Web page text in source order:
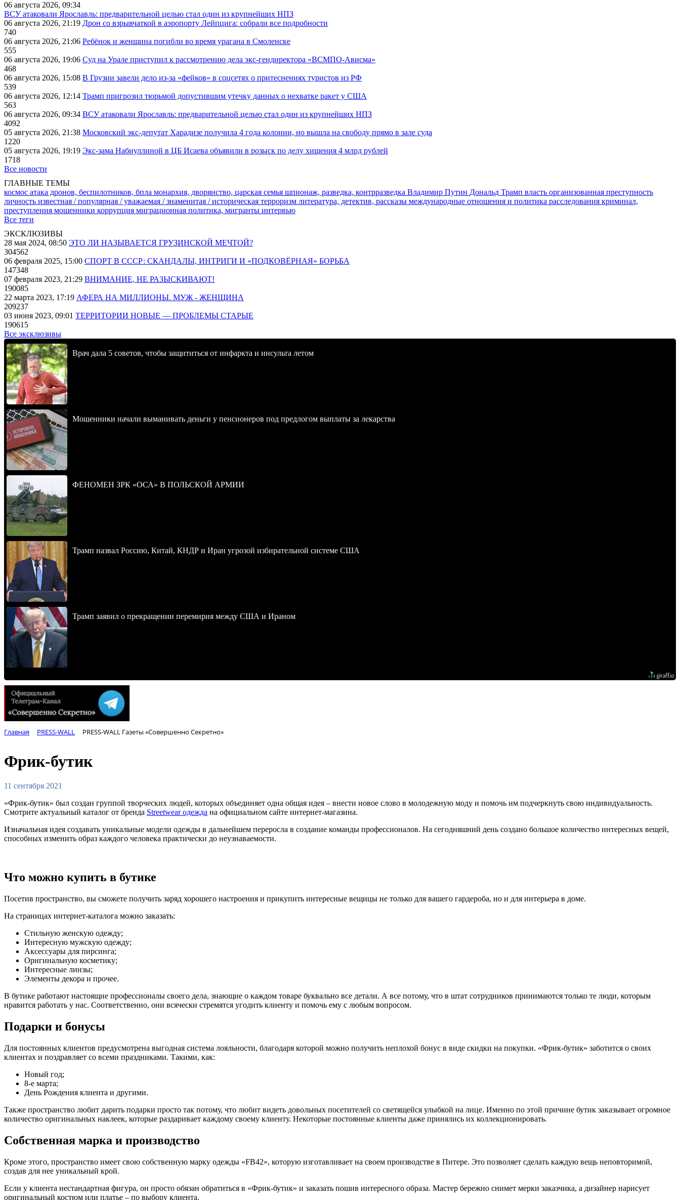
06 августа 2026, 09:34
ВСУ атаковали Ярославль: предварительной целью стал один из крупнейших НПЗ
06 августа 2026, 21:19 Дрон со взрывчаткой в аэропорту Лейпцига: собрали все подробности
740
06 августа 2026, 21:06 Ребёнок и женщина погибли во время урагана в Смоленске
555
06 августа 2026, 19:06 Суд на Урале приступил к рассмотрению дела экс-гендиректора «ВСМПО-Ависма»
468
06 августа 2026, 15:08 В Грузии завели дело из-за «фейков» в соцсетях о притеснениях туристов из РФ
539
06 августа 2026, 12:14 Трамп пригрозил тюрьмой допустившим утечку данных о нехватке ракет у США
563
06 августа 2026, 09:34 ВСУ атаковали Ярославль: предварительной целью стал один из крупнейших НПЗ
4092
05 августа 2026, 21:38 Московский экс-депутат Харадизе получила 4 года колонии, но вышла на свободу прямо в зале суда
1220
05 августа 2026, 19:19 Экс-зама Набиуллиной в ЦБ Исаева объявили в розыск по делу хищения 4 млрд рублей
1718
Все новости
ГЛАВНЫЕ ТЕМЫ
космос атака дронов, беспилотников, бпла монархия, дворянство, царская семья шпионаж, разведка, контрразведка Владимир Путин Дональд Трамп власть организованная преступность
личность известная / популярная / уважаемая / знаменитая / историческая терроризм литература, детектив, рассказы международные отношения и политика расследования криминал,
преступления мошенники коррупция миграционная политика, мигранты интервью
Все теги
ЭКСКЛЮЗИВЫ
28 мая 2024, 08:50 ЭТО ЛИ НАЗЫВАЕТСЯ ГРУЗИНСКОЙ МЕЧТОЙ?
304562
06 февраля 2025, 15:00 СПОРТ В СССР: СКАНДАЛЫ, ИНТРИГИ И «ПОДКОВЁРНАЯ» БОРЬБА
147348
07 февраля 2023, 21:29 ВНИМАНИЕ, НЕ РАЗЫСКИВАЮТ!
190085
22 марта 2023, 17:19 АФЕРА НА МИЛЛИОНЫ. МУЖ - ЖЕНЩИНА
209237
03 июня 2023, 09:01 ТЕРРИТОРИИ НОВЫЕ — ПРОБЛЕМЫ СТАРЫЕ
190615
Все эксклюзивы
Врач дала 5 советов, чтобы защититься от инфаркта и инсульта летом
Мошенники начали выманивать деньги у пенсионеров под предлогом выплаты за лекарства
ФЕНОМЕН ЗРК «ОСА» В ПОЛЬСКОЙ АРМИИ
Трамп назвал Россию, Китай, КНДР и Иран угрозой избирательной системе США
Трамп заявил о прекращении перемирия между США и Ираном
Главная PRESS-WALL PRESS-WALL Газеты «Совершенно Секретно»
Фрик-бутик
11 сентября 2021
«Фрик-бутик» был создан группой творческих людей, которых объединяет одна общая идея – внести новое слово в молодежную моду и помочь им подчеркнуть свою индивидуальность.
Смотрите актуальный каталог от бренда Streetwear одежда на официальном сайте интернет-магазина.
Изначальная идея создавать уникальные модели одежды в дальнейшем переросла в создание команды профессионалов. На сегодняшний день создано большое количество интересных вещей,
способных изменить образ каждого человека практически до неузнаваемости.
Что можно купить в бутике
Посетив пространство, вы сможете получить заряд хорошего настроения и прикупить интересные вещицы не только для вашего гардероба, но и для интерьера в доме.
На страницах интернет-каталога можно заказать:
Стильную женскую одежду;
Интересную мужскую одежду;
Аксессуары для пирсинга;
Оригинальную косметику;
Интересные линзы;
Элементы декора и прочее.
В бутике работают настоящие профессионалы своего дела, знающие о каждом товаре буквально все детали. А все потому, что в штат сотрудников принимаются только те люди, которым
нравится работать у нас. Соответственно, они всячески стремятся угодить клиенту и помочь ему с любым вопросом.
Подарки и бонусы
Для постоянных клиентов предусмотрена выгодная система лояльности, благодаря которой можно получить неплохой бонус в виде скидки на покупки. «Фрик-бутик» заботится о своих
клиентах и поздравляет со всеми праздниками. Такими, как:
Новый год;
8-е марта;
День Рождения клиента и другими.
Также пространство любит дарить подарки просто так потому, что любит видеть довольных посетителей со светящейся улыбкой на лице. Именно по этой причине бутик заказывает огромное
количество оригинальных наклеек, которые раздаривает каждому своему клиенту. Некоторые постоянные клиенты даже принялись их коллекционировать.
Собственная марка и производство
Кроме этого, пространство имеет свою собственную марку одежды «FB42», которую изготавливает на своем производстве в Питере. Это позволяет сделать каждую вещь неповторимой,
создав для нее уникальный крой.
Если у клиента нестандартная фигура, он просто обязан обратиться в «Фрик-бутик» и заказать пошив интересного образа. Мастер бережно снимет мерки заказчика, а дизайнер нарисует
оригинальный костюм или платье – по выбору клиента.